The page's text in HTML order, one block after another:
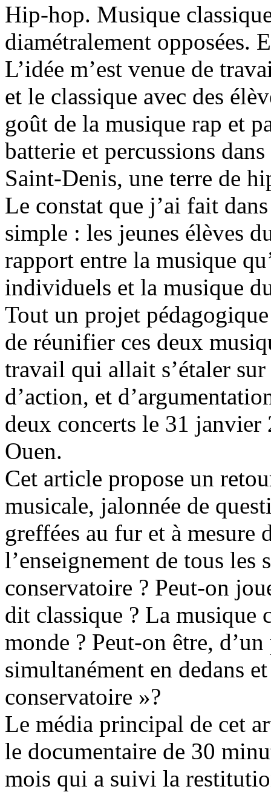
Hip-hop. Musique
diamétralement opposées.
L’idée m’est venue de
et le classique avec des
goût de la musique rap et
batterie et percussions
Saint-Denis, une terre de
Le constat que j’ai fait
simple : les jeunes élèves
rapport entre la musique
individuels et la musique
Tout un projet
de réunifier ces deux
travail qui allait s’étaler
d’action, et
deux concerts le 31
Ouen.
Cet article propose un
musicale, jalonnée de
greffées au fur et à mesure
l’enseignement de tous les
conservatoire ? Peut-on
dit classique ? La musique
monde ? Peut-on être,
simultanément en dedans
conservatoire »?
Le média principal de cet
le documentaire de 30
mois qui a suivi la